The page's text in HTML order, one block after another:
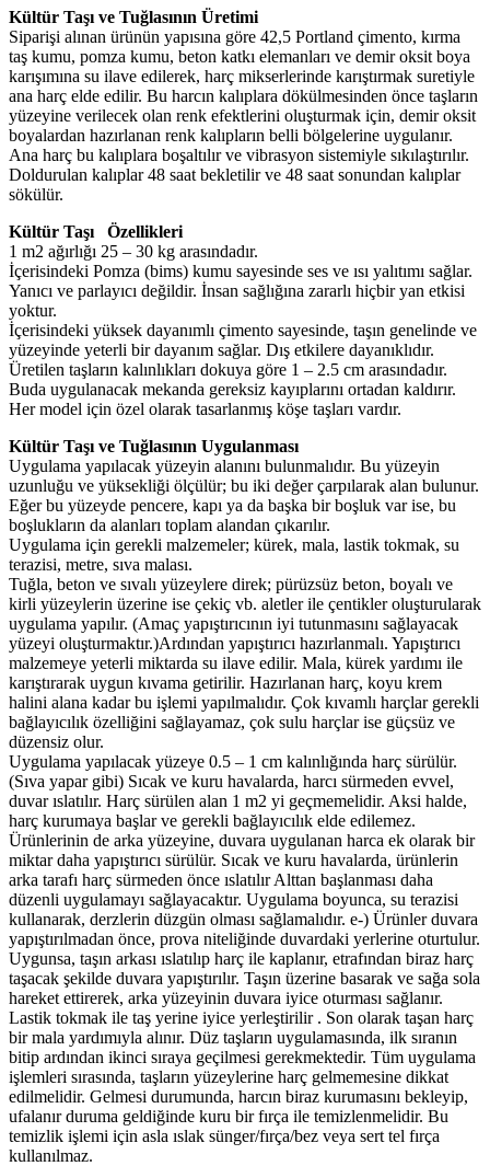
Kültür Taşı ve Tuğlasının Üretimi
Siparişi alınan ürünün yapısına göre 42,5 Portland çimento, kırma
taş kumu, pomza kumu, beton katkı elemanları ve demir oksit boya
karışımına su ilave edilerek, harç mikserlerinde karıştırmak suretiyle
ana harç elde edilir. Bu harcın kalıplara dökülmesinden önce taşların
yüzeyine verilecek olan renk efektlerini oluşturmak için, demir oksit
boyalardan hazırlanan renk kalıpların belli bölgelerine uygulanır.
Ana harç bu kalıplara boşaltılır ve vibrasyon sistemiyle sıkılaştırılır.
Doldurulan kalıplar 48 saat bekletilir ve 48 saat sonundan kalıplar
sökülür.
Kültür Taşı Özellikleri
1 m2 ağırlığı 25 – 30 kg arasındadır.
İçerisindeki Pomza (bims) kumu sayesinde ses ve ısı yalıtımı sağlar.
Yanıcı ve parlayıcı değildir. İnsan sağlığına zararlı hiçbir yan etkisi
yoktur.
İçerisindeki yüksek dayanımlı çimento sayesinde, taşın genelinde ve
yüzeyinde yeterli bir dayanım sağlar. Dış etkilere dayanıklıdır.
Üretilen taşların kalınlıkları dokuya göre 1 – 2.5 cm arasındadır.
Buda uygulanacak mekanda gereksiz kayıplarını ortadan kaldırır.
Her model için özel olarak tasarlanmış köşe taşları vardır.
Kültür Taşı ve Tuğlasının Uygulanması
Uygulama yapılacak yüzeyin alanını bulunmalıdır. Bu yüzeyin
uzunluğu ve yüksekliği ölçülür; bu iki değer çarpılarak alan bulunur.
Eğer bu yüzeyde pencere, kapı ya da başka bir boşluk var ise, bu
boşlukların da alanları toplam alandan çıkarılır.
Uygulama için gerekli malzemeler; kürek, mala, lastik tokmak, su
terazisi, metre, sıva malası.
Tuğla, beton ve sıvalı yüzeylere direk; pürüzsüz beton, boyalı ve
kirli yüzeylerin üzerine ise çekiç vb. aletler ile çentikler oluşturularak
uygulama yapılır. (Amaç yapıştırıcının iyi tutunmasını sağlayacak
yüzeyi oluşturmaktır.)Ardından yapıştırıcı hazırlanmalı. Yapıştırıcı
malzemeye yeterli miktarda su ilave edilir. Mala, kürek yardımı ile
karıştırarak uygun kıvama getirilir. Hazırlanan harç, koyu krem
halini alana kadar bu işlemi yapılmalıdır. Çok kıvamlı harçlar gerekli
bağlayıcılık özelliğini sağlayamaz, çok sulu harçlar ise güçsüz ve
düzensiz olur.
Uygulama yapılacak yüzeye 0.5 – 1 cm kalınlığında harç sürülür.
(Sıva yapar gibi) Sıcak ve kuru havalarda, harcı sürmeden evvel,
duvar ıslatılır. Harç sürülen alan 1 m2 yi geçmemelidir. Aksi halde,
harç kurumaya başlar ve gerekli bağlayıcılık elde edilemez.
Ürünlerinin de arka yüzeyine, duvara uygulanan harca ek olarak bir
miktar daha yapıştırıcı sürülür. Sıcak ve kuru havalarda, ürünlerin
arka tarafı harç sürmeden önce ıslatılır Alttan başlanması daha
düzenli uygulamayı sağlayacaktır. Uygulama boyunca, su terazisi
kullanarak, derzlerin düzgün olması sağlamalıdır. e-) Ürünler duvara
yapıştırılmadan önce, prova niteliğinde duvardaki yerlerine oturtulur.
Uygunsa, taşın arkası ıslatılıp harç ile kaplanır, etrafından biraz harç
taşacak şekilde duvara yapıştırılır. Taşın üzerine basarak ve sağa sola
hareket ettirerek, arka yüzeyinin duvara iyice oturması sağlanır.
Lastik tokmak ile taş yerine iyice yerleştirilir . Son olarak taşan harç
bir mala yardımıyla alınır. Düz taşların uygulamasında, ilk sıranın
bitip ardından ikinci sıraya geçilmesi gerekmektedir. Tüm uygulama
işlemleri sırasında, taşların yüzeylerine harç gelmemesine dikkat
edilmelidir. Gelmesi durumunda, harcın biraz kurumasını bekleyip,
ufalanır duruma geldiğinde kuru bir fırça ile temizlenmelidir. Bu
temizlik işlemi için asla ıslak sünger/fırça/bez veya sert tel fırça
kullanılmaz.